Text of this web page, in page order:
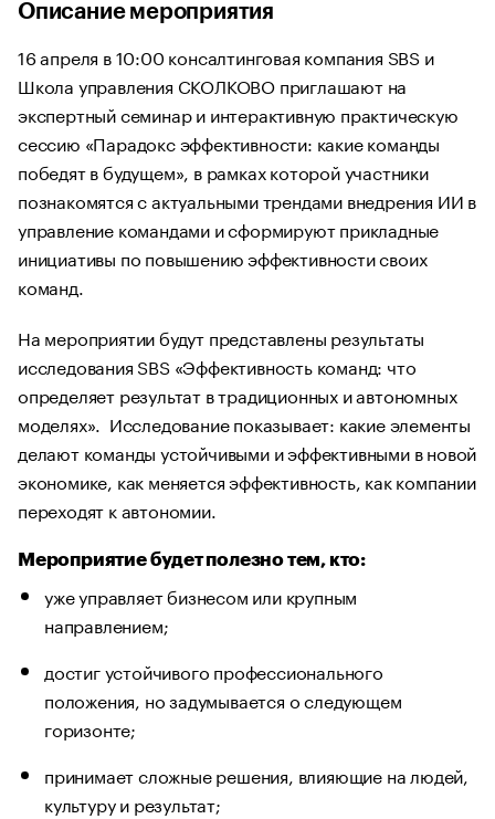
Описание мероприятия
16 апреля в 10:00 консалтинговая компания SBS и
Школа управления СКОЛКОВО приглашают на
экспертный семинар и интерактивную практическую
сессию «Парадокс эффективности: какие команды
победят в будущем», в рамках которой участники
познакомятся с актуальными трендами внедрения ИИ в
управление командами и сформируют прикладные
инициативы по повышению эффективности своих
команд.
На мероприятии будут представлены результаты
исследования SBS «Эффективность команд: что
определяет результат в традиционных и автономных
моделях». Исследование показывает: какие элементы
делают команды устойчивыми и эффективными в новой
экономике, как меняется эффективность, как компании
переходят к автономии.
Мероприятие будет полезно тем, кто:
уже управляет бизнесом или крупным
направлением;
достиг устойчивого профессионального
положения, но задумывается о следующем
горизонте;
принимает сложные решения, влияющие на людей,
культуру и результат;